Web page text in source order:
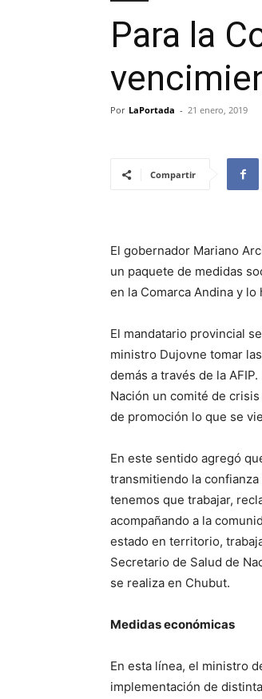
Para la
Por LaPortada - 21 enero, 2019
Compartir
El gobernador Mariano
un paquete de medidas
en la Comarca Andina y
El mandatario provincial
ministro Dujovne tomar
demás a través de la
Nación un comité de
de promoción lo que se
En este sentido agregó
transmitiendo la
tenemos que trabajar,
acompañando a la
estado en territorio,
Secretario de Salud de
se realiza en Chubut.
Medidas económicas
En esta línea, el ministro
implementación de